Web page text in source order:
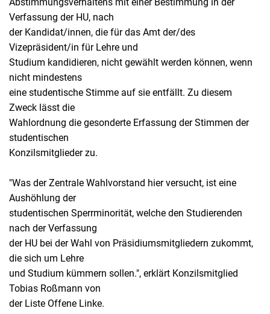
Verfassung der HU, nach
der Kandidat/innen, die für das Amt der/des
Vizepräsident/in für Lehre und
Studium kandidieren, nicht gewählt werden können, wenn
nicht mindestens
eine studentische Stimme auf sie entfällt. Zu diesem
Zweck lässt die
Wahlordnung die gesonderte Erfassung der Stimmen der
studentischen
Konzilsmitglieder zu.
"Was der Zentrale Wahlvorstand hier versucht, ist eine
Aushöhlung der
studentischen Sperrminorität, welche den Studierenden
nach der Verfassung
der HU bei der Wahl von Präsidiumsmitgliedern zukommt,
die sich um Lehre
und Studium kümmern sollen.", erklärt Konzilsmitglied
Tobias Roßmann von
der Liste Offene Linke.